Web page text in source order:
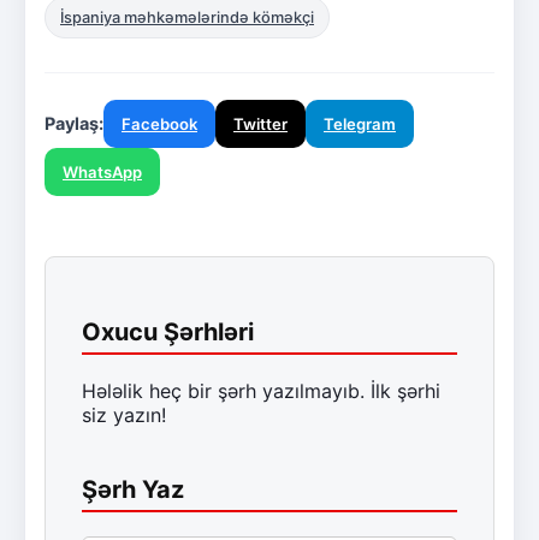
İspaniya məhkəmələrində köməkçi
Paylaş: Facebook Twitter Telegram
WhatsApp
Oxucu Şərhləri
Hələlik heç bir şərh yazılmayıb. İlk şərhi
siz yazın!
Şərh Yaz